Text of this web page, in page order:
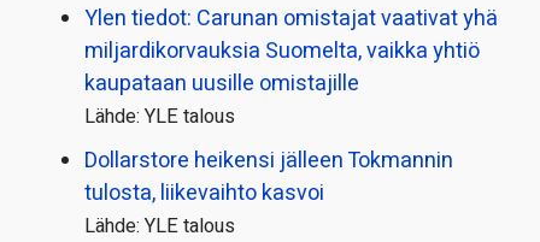
Ylen tiedot: Carunan omistajat vaativat yhä
miljardi­korvauksia Suomelta, vaikka yhtiö
kaupataan uusille omistajille
Lähde: YLE talous
Dollarstore heikensi jälleen Tokmannin
tulosta, liikevaihto kasvoi
Lähde: YLE talous